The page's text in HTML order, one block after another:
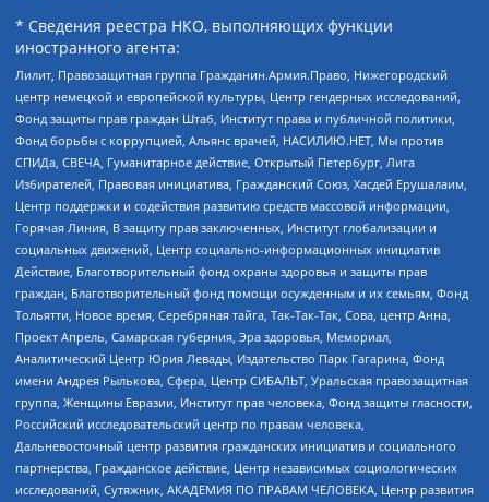
* Сведения реестра НКО, выполняющих функции
иностранного агента:
Лилит, Правозащитная группа Гражданин.Армия.Право, Нижегородский
центр немецкой и европейской культуры, Центр гендерных исследований,
Фонд защиты прав граждан Штаб, Институт права и публичной политики,
Фонд борьбы с коррупцией, Альянс врачей, НАСИЛИЮ.НЕТ, Мы против
СПИДа, СВЕЧА, Гуманитарное действие, Открытый Петербург, Лига
Избирателей, Правовая инициатива, Гражданский Союз, Хасдей Ерушалаим,
Центр поддержки и содействия развитию средств массовой информации,
Горячая Линия, В защиту прав заключенных, Институт глобализации и
социальных движений, Центр социально-информационных инициатив
Действие, Благотворительный фонд охраны здоровья и защиты прав
граждан, Благотворительный фонд помощи осужденным и их семьям, Фонд
Тольятти, Новое время, Серебряная тайга, Так-Так-Так, Сова, центр Анна,
Проект Апрель, Самарская губерния, Эра здоровья, Мемориал,
Аналитический Центр Юрия Левады, Издательство Парк Гагарина, Фонд
имени Андрея Рылькова, Сфера, Центр СИБАЛЬТ, Уральская правозащитная
группа, Женщины Евразии, Институт прав человека, Фонд защиты гласности,
Российский исследовательский центр по правам человека,
Дальневосточный центр развития гражданских инициатив и социального
партнерства, Гражданское действие, Центр независимых социологических
исследований, Сутяжник, АКАДЕМИЯ ПО ПРАВАМ ЧЕЛОВЕКА, Центр развития